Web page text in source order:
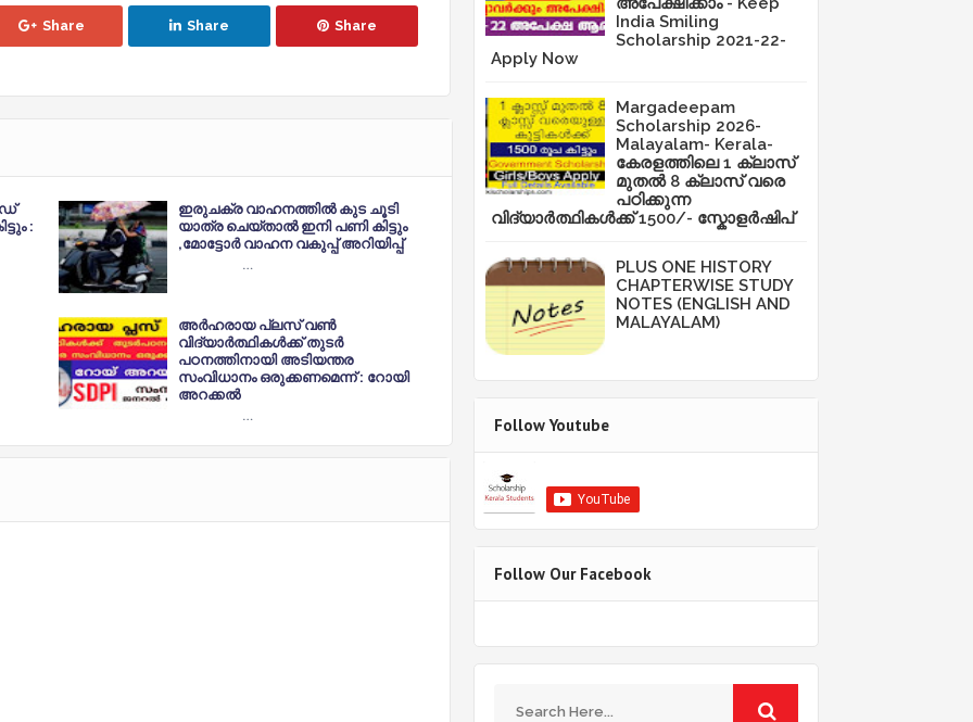
Share Share Share
:
ഇരുചക്ര വാഹനത്തിൽ കുട ചൂടി
യാത്ര ചെയ്താൽ ഇനി പണി കിട്ടും
,മോട്ടോർ വാഹന വകുപ്പ് അറിയിപ്പ്
…
അർഹരായ പ്ലസ് വൺ
വിദ്യാർത്ഥികൾക്ക് തുടർ
പഠനത്തിനായി അടിയന്തര
സംവിധാനം ഒരുക്കണമെന്ന് : റോയി
അറക്കൽ
…
India Smiling
Scholarship 2021-22-
Apply Now
Margadeepam
Scholarship 2026-
Malayalam- Kerala-
കേരളത്തിലെ 1 ക്ലാസ്
മുതൽ 8 ക്ലാസ് വരെ
പഠിക്കുന്ന
വിദ്യാർത്ഥികൾക്ക് 1500/- സ്കോളർഷിപ്
PLUS ONE HISTORY
CHAPTERWISE STUDY
NOTES (ENGLISH AND
MALAYALAM)
Follow Youtube
Follow Our Facebook